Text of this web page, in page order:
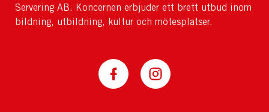
Servering AB. Koncernen erbjuder ett brett utbud inom
bildning, utbildning, kultur och mötesplatser.